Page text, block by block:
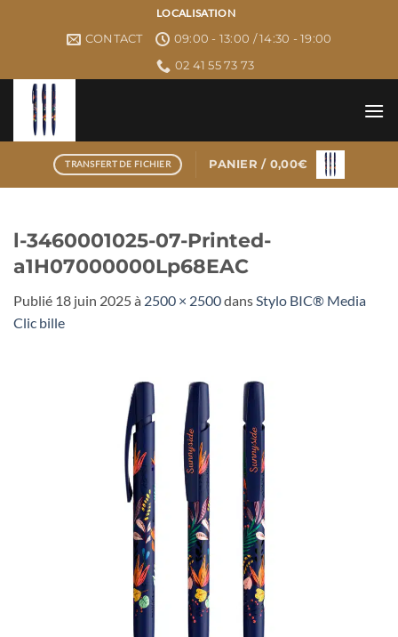
LOCALISATION
CONTACT
09:00 - 13:00 / 14:30 - 19:00
02 41 55 73 73
TRANSFERT DE FICHIER PANIER / 0,00€
l-3460001025-07-Printed-
a1H07000000Lp68EAC
Publié 18 juin 2025à 2500 × 2500dansStylo BIC® Media
Clic bille